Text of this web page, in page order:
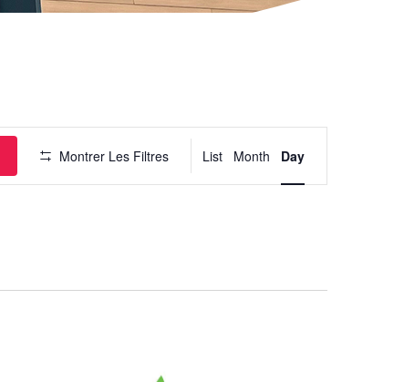
Montrer Les Filtres
Navigation
List Month Day